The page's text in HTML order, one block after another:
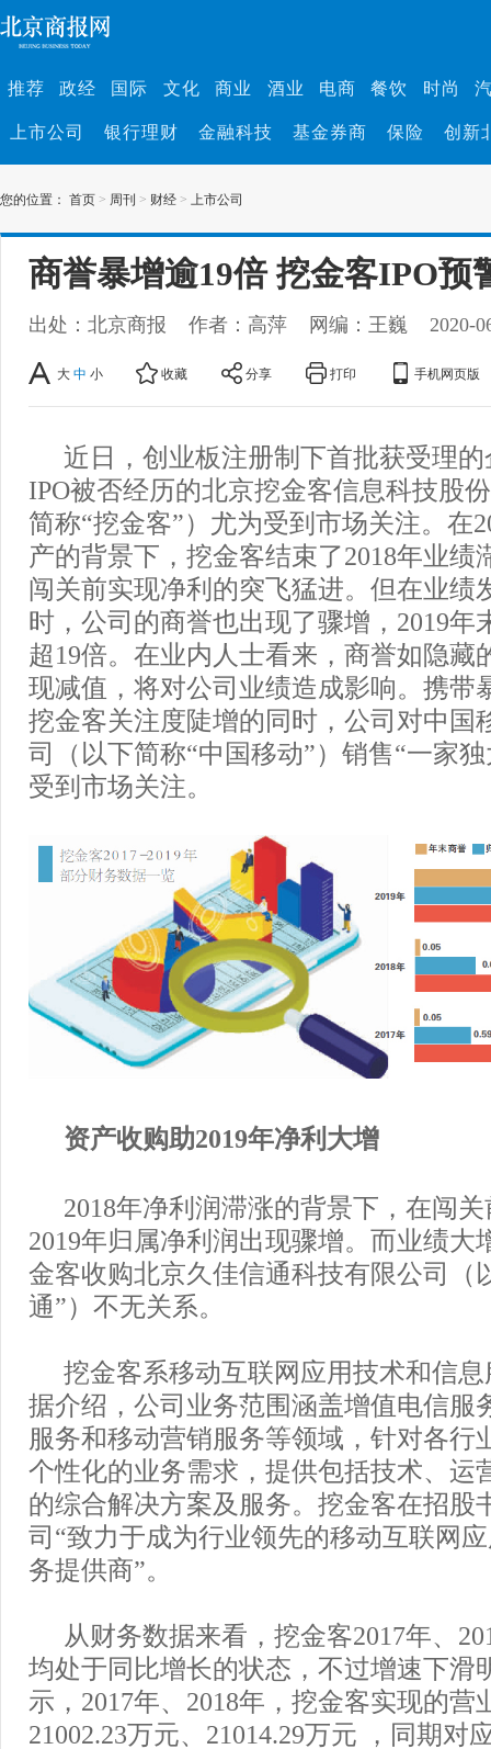
推荐 政经 国际 文化 商业 酒业 电商 餐饮 时尚
上市公司 银行理财 金融科技 基金券商 保险 创新
您的位置： 首页 > 周刊 > 财经 > 上市公司
商誉暴增逾19倍 挖金客IPO预
出处：北京商报 作者：高萍 网编：王巍 2020-
大 中 小 收藏 分享 打印 手机网页版
近日，创业板注册制下首批获受理
IPO被否经历的北京挖金客信息科技股
简称“挖金客”）尤为受到市场关注。在
产的背景下，挖金客结束了2018年业绩
闯关前实现净利的突飞猛进。但在业绩
时，公司的商誉也出现了骤增，2019年
超19倍。在业内人士看来，商誉如隐藏
现减值，将对公司业绩造成影响。携带
挖金客关注度陡增的同时，公司对中国
司（以下简称“中国移动”）销售“一家
受到市场关注。
资产收购助2019年净利大增
2018年净利润滞涨的背景下，在闯
2019年归属净利润出现骤增。而业绩大
金客收购北京久佳信通科技有限公司（
通”）不无关系。
挖金客系移动互联网应用技术和信
据介绍，公司业务范围涵盖增值电信服
服务和移动营销服务等领域，针对各行
个性化的业务需求，提供包括技术、运
的综合解决方案及服务。挖金客在招股
司“致力于成为行业领先的移动互联网
务提供商”。
从财务数据来看，挖金客2017年、
均处于同比增长的状态，不过增速下滑
示，2017年、2018年，挖金客实现的营
21002.23万元、21014.29万元 ，同期对